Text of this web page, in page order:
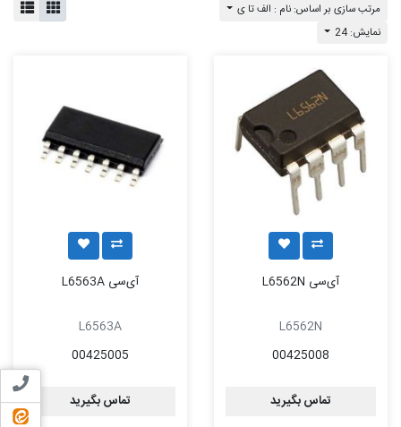
تماس
ایتا
مرتب سازی بر اساس: نام : الف تا ی
نمایش: 24
آی‌سی L6562N
L6562N
00425008
تماس بگیرید
آی‌سی L6563A
L6563A
00425005
تماس بگیرید